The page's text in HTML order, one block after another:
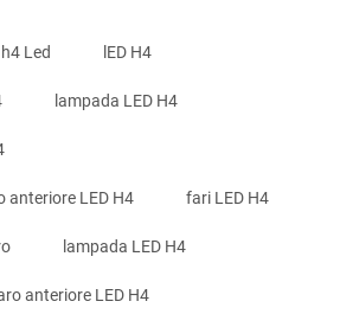
h4 Led lED H4
lampada LED H4
anteriore LED H4 fari LED H4
lampada LED H4
anteriore LED H4